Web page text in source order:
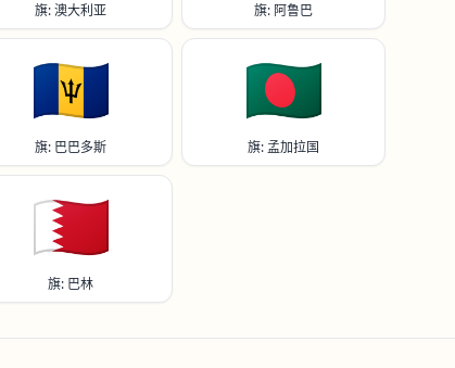
旗: 澳大利亚 旗: 阿鲁巴
🇧🇧
旗: 巴巴多斯
🇧🇩
旗: 孟加拉国
🇧🇭
旗: 巴林